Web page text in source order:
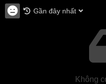
Gần đây nhất
Không